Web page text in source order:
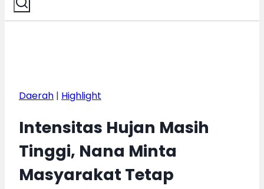
Daerah | Highlight
Intensitas Hujan Masih
Tinggi, Nana Minta
Masyarakat Tetap